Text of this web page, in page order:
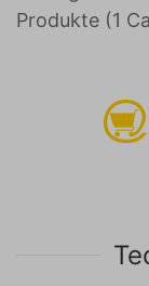
Produkte (1